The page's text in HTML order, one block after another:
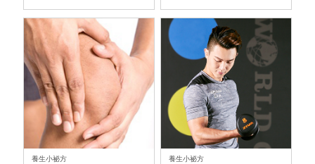
養生小祕方 養生小祕方